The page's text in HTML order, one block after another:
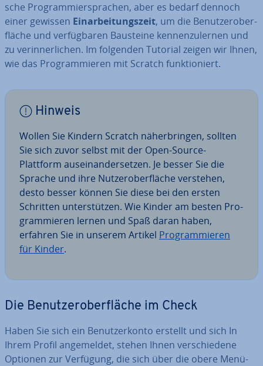
sche Pro­gram­mier­spra­chen, aber es bedarf dennoch
einer gewissen Ein­ar­bei­tungs­zeit, um die Be­nut­zer­ober­
flä­che und ver­füg­ba­ren Bausteine ken­nen­zu­ler­nen und
zu ver­in­ner­li­chen. Im folgenden Tutorial zeigen wir Ihnen,
wie das Pro­gram­mie­ren mit Scratch funk­tio­niert.
Hinweis
Wollen Sie Kindern Scratch nä­her­brin­gen, sollten
Sie sich zuvor selbst mit der Open-Source-
Plattform aus­ein­an­der­set­zen. Je besser Sie die
Sprache und ihre Nut­zer­ober­flä­che verstehen,
desto besser können Sie diese bei den ersten
Schritten un­ter­stüt­zen. Wie Kinder am besten Pro­
gram­mie­ren lernen und Spaß daran haben,
erfahren Sie in unserem Artikel Pro­gram­mie­ren
für Kinder.
Die Be­nut­zer­ober­flä­che im Check
Haben Sie sich ein Be­nut­zer­kon­to erstellt und sich In
Ihrem Profil an­ge­mel­det, stehen Ihnen ver­schie­de­ne
Optionen zur Verfügung, die sich über die obere Me­nü­